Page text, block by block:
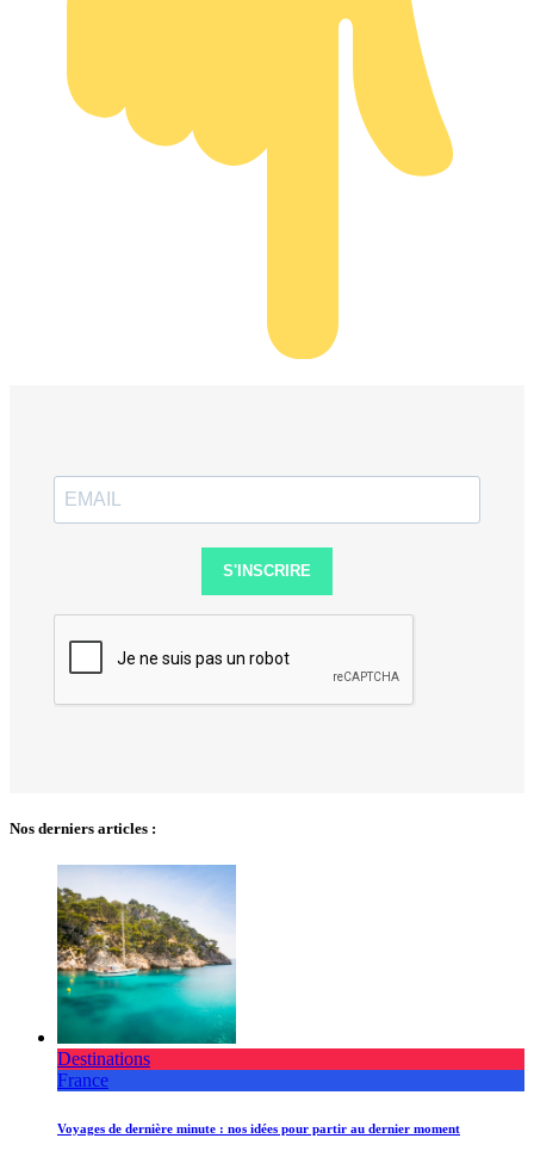
S'INSCRIRE
Nos derniers articles :
Destinations
France
Voyages de dernière minute : nos idées pour partir au dernier moment